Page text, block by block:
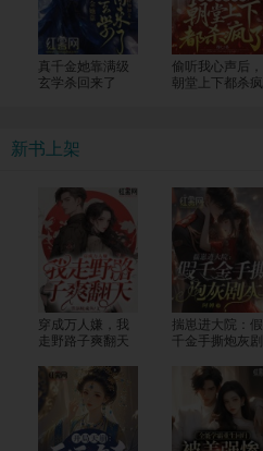
真千金她靠满级
玄学杀回来了
偷听我心声后，
朝堂上下都杀疯
新书上架
穿成万人嫌，我
走野路子爽翻天
揣崽进大院：假
千金手撕炮灰剧